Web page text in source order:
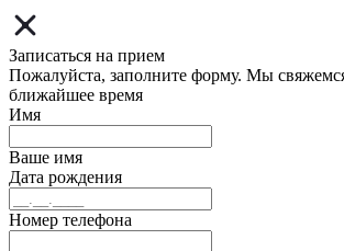
Записаться на прием
Пожалуйста, заполните форму. Мы
ближайшее время
Имя
Ваше имя
Дата рождения
Номер телефона